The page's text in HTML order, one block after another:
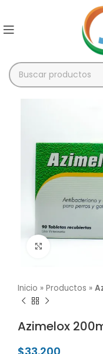
Inicio » Productos »
Azimelox